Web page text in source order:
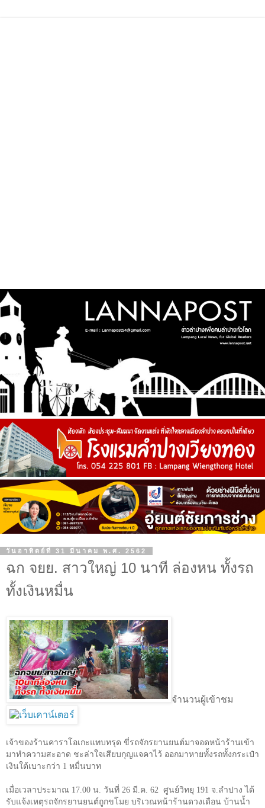
วันอาทิตย์ที่ 31 มีนาคม พ.ศ. 2562
ฉก จยย. สาวใหญ่ 10 นาที ล่องหน ทั้งรถ
ทั้งเงินหมื่น
จำนวนผู้เข้าชม
เจ้าของร้านคาราโอเกะแทบทรุด ขี่รถจักรยานยนต์มาจอดหน้าร้านเข้า
มาทำความสะอาด ชะล่าใจเสียบกุญแจคาไว้ ออกมาหายทั้งรถทั้งกระเป๋า
เงินใต้เบาะกว่า 1 หมื่นบาท
เมื่อเวลาประมาณ 17.00 น. วันที่ 26 มี.ค. 62 ศูนย์วิทยุ 191 จ.ลำปาง ได้
รับแจ้งเหตุรถจักรยานยนต์ถูกขโมย บริเวณหน้าร้านดวงเดือน บ้านน้ำ